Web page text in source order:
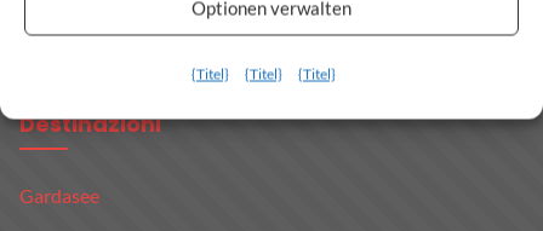
Optionen verwalten
{Titel} {Titel} {Titel}
Tutte le Regioni →
Destinazioni
Gardasee